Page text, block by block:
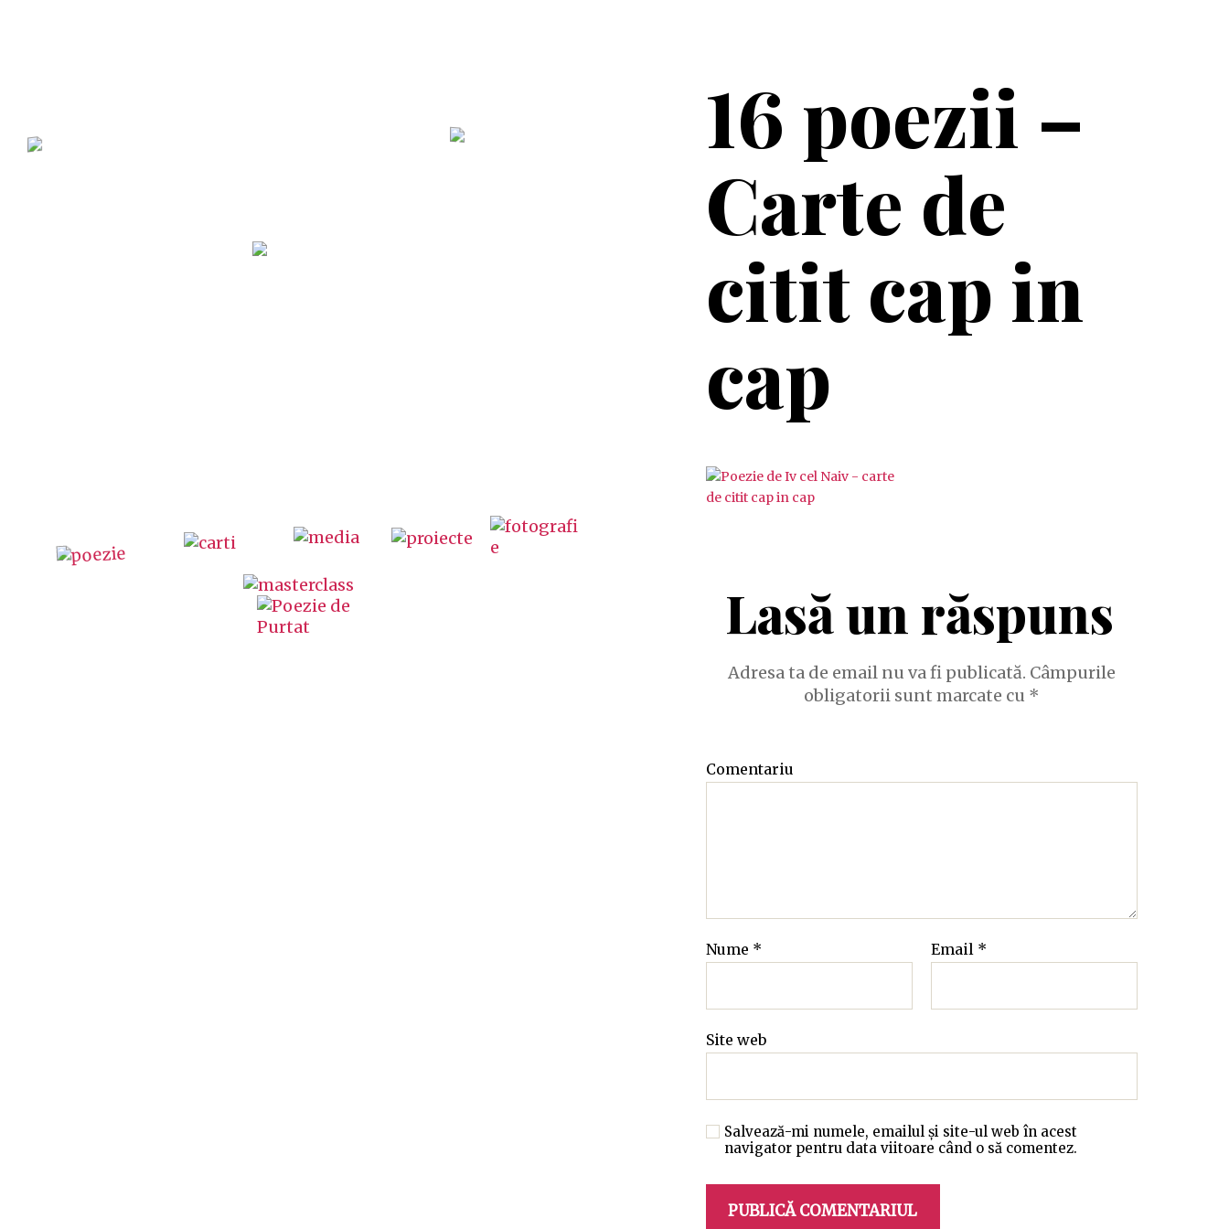
16 poezii –
Carte de
citit cap in
cap
Lasă un răspuns
Adresa ta de email nu va fi publicată. Câmpurile
obligatorii sunt marcate cu *
Comentariu
Nume * Email *
Site web
Salvează-mi numele, emailul și site-ul web în acest
navigator pentru data viitoare când o să comentez.